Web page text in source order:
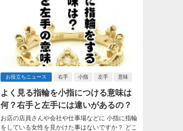
お役立ちニュース 右手 小指 左手 意味
よく見る指輪を小指につける意味は
何？右手と左手には違いがあるの？
お店の店員さんや会社や仕事場などに 小指に指輪
をしている女性を見かけた事はないですか？ どこ